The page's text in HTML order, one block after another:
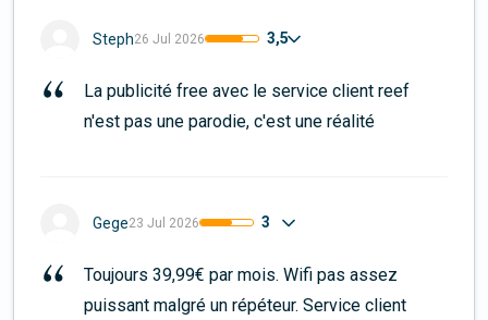
Steph26 Jul 2026 3,5
La publicité free avec le service client reef
n'est pas une parodie, c'est une réalité
Gege23 Jul 2026 3
Toujours 39,99€ par mois. Wifi pas assez
puissant malgré un répéteur. Service client